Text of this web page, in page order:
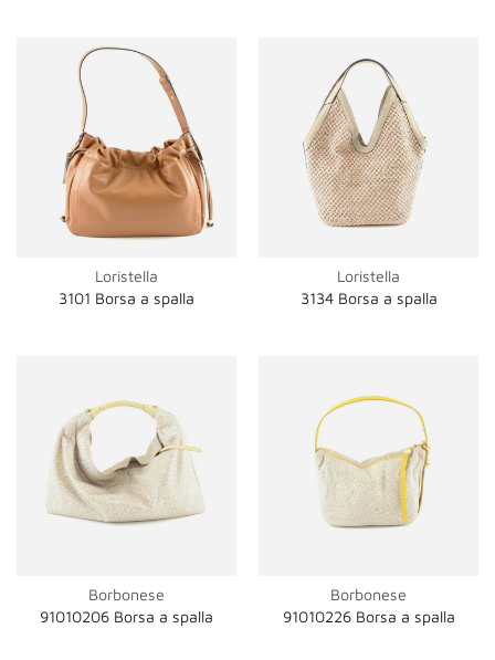
Loristella
3101 Borsa a spalla
Loristella
3134 Borsa a spalla
Borbonese
91010206 Borsa a spalla
Borbonese
91010226 Borsa a spalla